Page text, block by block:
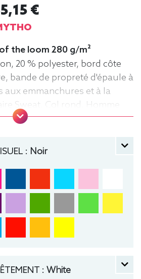
€
the loom 280 g/m²
20 % polyester, bord côte
bande de propreté d'épaule à
emmanchures et à la
Sweat, Col rond, Homme
: Noir
: White